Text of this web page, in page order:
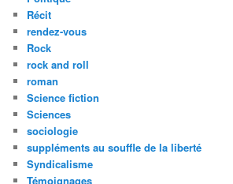
Récit
rendez-vous
Rock
rock and roll
roman
Science fiction
Sciences
sociologie
suppléments au souffle de la liberté
Syndicalisme
Témoignages